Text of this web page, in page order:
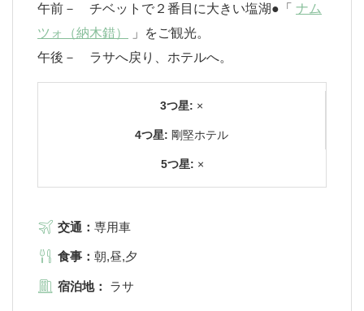
午前－ チベットで２番目に大きい塩湖●「 ナム
ツォ（納木錯）
」をご観光。
午後－ ラサへ戻り、ホテルへ。
3つ星: ×
4つ星: 剛堅ホテル
5つ星: ×
交通： 専用車
食事： 朝,昼,夕
宿泊地： ラサ